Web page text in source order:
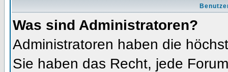
Was sind Administratoren?
Administratoren haben die
Sie haben das Recht, jede